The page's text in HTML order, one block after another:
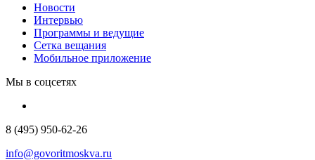
Новости
Интервью
Программы и ведущие
Сетка вещания
Мобильное приложение
Мы в соцсетях
8 (495) 950-62-26
info@govoritmoskva.ru